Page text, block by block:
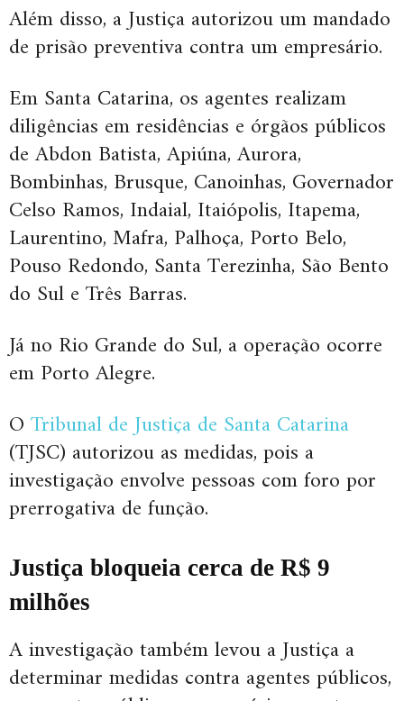
Além disso, a Justiça autorizou um mandado
de prisão preventiva contra um empresário.
Em Santa Catarina, os agentes realizam
diligências em residências e órgãos públicos
de Abdon Batista, Apiúna, Aurora,
Bombinhas, Brusque, Canoinhas, Governador
Celso Ramos, Indaial, Itaiópolis, Itapema,
Laurentino, Mafra, Palhoça, Porto Belo,
Pouso Redondo, Santa Terezinha, São Bento
do Sul e Três Barras.
Já no Rio Grande do Sul, a operação ocorre
em Porto Alegre.
OTribunal de Justiça de Santa Catarina
(TJSC) autorizou as medidas, pois a
investigação envolve pessoas com foro por
prerrogativa de função.
Justiça bloqueia cerca de R$ 9
milhões
A investigação também levou a Justiça a
determinar medidas contra agentes públicos,